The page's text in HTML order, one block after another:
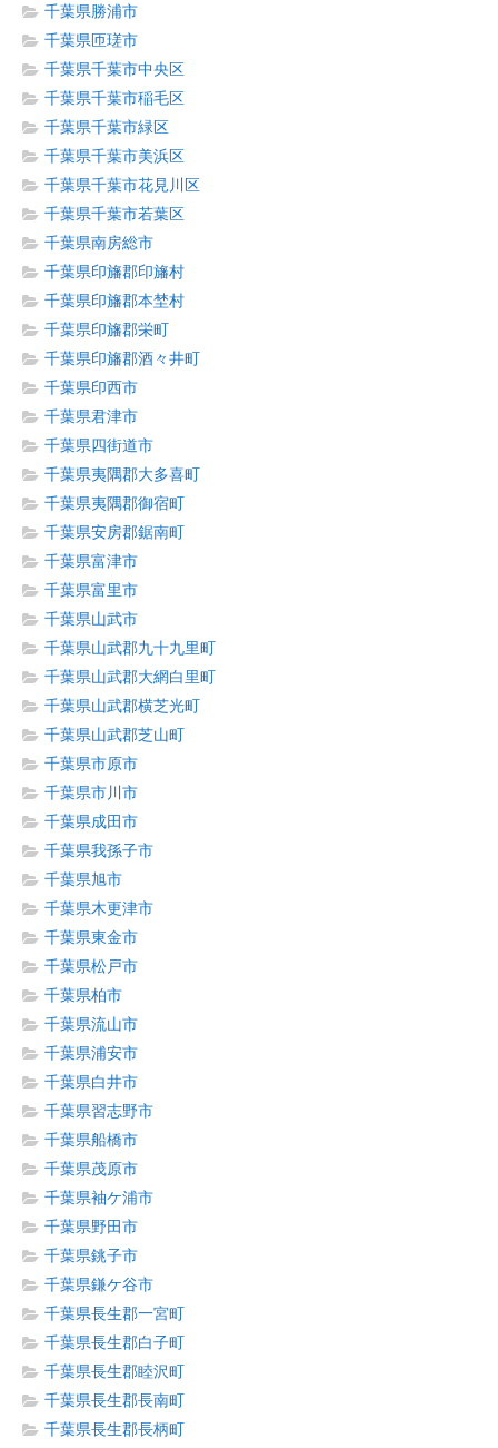
千葉県勝浦市
千葉県匝瑳市
千葉県千葉市中央区
千葉県千葉市稲毛区
千葉県千葉市緑区
千葉県千葉市美浜区
千葉県千葉市花見川区
千葉県千葉市若葉区
千葉県南房総市
千葉県印旛郡印旛村
千葉県印旛郡本埜村
千葉県印旛郡栄町
千葉県印旛郡酒々井町
千葉県印西市
千葉県君津市
千葉県四街道市
千葉県夷隅郡大多喜町
千葉県夷隅郡御宿町
千葉県安房郡鋸南町
千葉県富津市
千葉県富里市
千葉県山武市
千葉県山武郡九十九里町
千葉県山武郡大網白里町
千葉県山武郡横芝光町
千葉県山武郡芝山町
千葉県市原市
千葉県市川市
千葉県成田市
千葉県我孫子市
千葉県旭市
千葉県木更津市
千葉県東金市
千葉県松戸市
千葉県柏市
千葉県流山市
千葉県浦安市
千葉県白井市
千葉県習志野市
千葉県船橋市
千葉県茂原市
千葉県袖ケ浦市
千葉県野田市
千葉県銚子市
千葉県鎌ケ谷市
千葉県長生郡一宮町
千葉県長生郡白子町
千葉県長生郡睦沢町
千葉県長生郡長南町
千葉県長生郡長柄町